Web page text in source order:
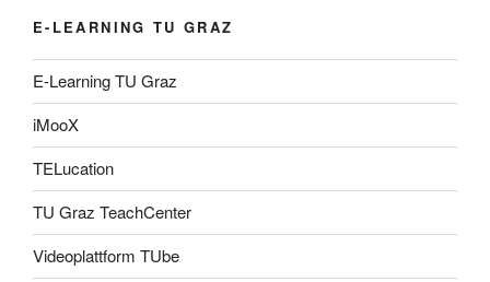
E-LEARNING TU GRAZ
E-Learning TU Graz
iMooX
TELucation
TU Graz TeachCenter
Videoplattform TUbe